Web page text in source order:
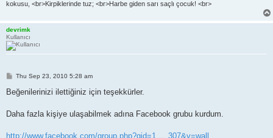
kokusu, <br>Kirpiklerinde tuz; <br>Harbe giden sarı saçlı çocuk! <br>
devrimk
Kullanıcı
P
s
Thu Sep 23, 2010 5:28 am
Beğenilerinizi ilettiğiniz için teşekkürler.
Daha fazla kişiye ulaşabilmek adına Facebook grubu kurdum.
http://www.facebook.com/group.php?gid=1 ... 307&v=wall